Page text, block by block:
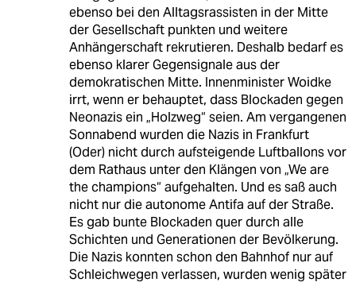
ebenso bei den Alltagsrassisten in der Mitte
der Gesellschaft punkten und weitere
Anhängerschaft rekrutieren. Deshalb bedarf es
ebenso klarer Gegensignale aus der
demokratischen Mitte. Innenminister Woidke
irrt, wenn er behauptet, dass Blockaden gegen
Neonazis ein „Holzweg“ seien. Am vergangenen
Sonnabend wurden die Nazis in Frankfurt
(Oder) nicht durch aufsteigende Luftballons vor
dem Rathaus unter den Klängen von „We are
the champions“ aufgehalten. Und es saß auch
nicht nur die autonome Antifa auf der Straße.
Es gab bunte Blockaden quer durch alle
Schichten und Generationen der Bevölkerung.
Die Nazis konnten schon den Bahnhof nur auf
Schleichwegen verlassen, wurden wenig später